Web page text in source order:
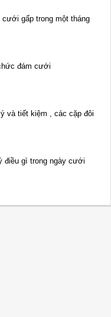
cưới gấp trong một tháng
đám cưới
và tiết kiệm , các cặp đôi
điều gì trong ngày cưới